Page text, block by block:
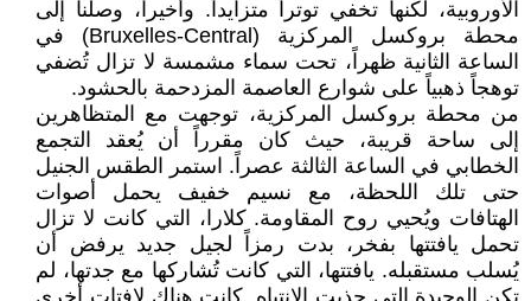
الأوروبية، لكنها تخفي توتراً متزايداً. وأخيراً، وصلنا إلى
محطة بروكسل المركزية (Bruxelles-Central) في
الساعة الثانية ظهراً، تحت سماء مشمسة لا تزال تُضفي
توهجاً ذهبياً على شوارع العاصمة المزدحمة بالحشود.
من محطة بروكسل المركزية، توجهت مع المتظاهرين
إلى ساحة قريبة، حيث كان مقرراً أن يُعقد التجمع
الخطابي في الساعة الثالثة عصراً. استمر الطقس الجنيل
حتى تلك اللحظة، مع نسيم خفيف يحمل أصوات
الهتافات ويُحيي روح المقاومة. كلارا، التي كانت لا تزال
تحمل يافتتها بفخر، بدت رمزاً لجيل جديد يرفض أن
يُسلب مستقبله. يافتتها، التي كانت تُشاركها مع جدتها، لم